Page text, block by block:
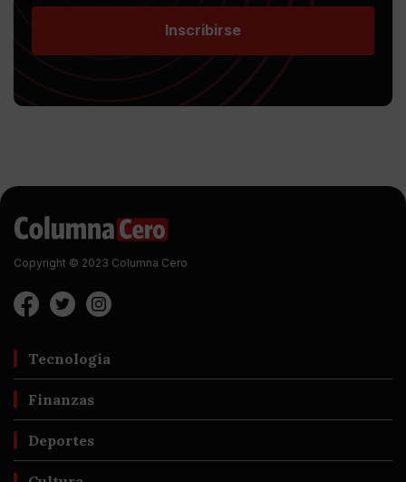
Inscribirse
Copyright © 2023 Columna Cero
Tecnología
Finanzas
Deportes